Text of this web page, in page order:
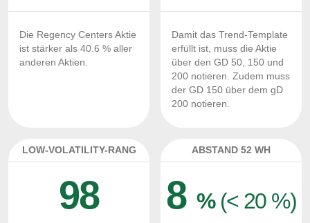
Die Regency Centers Aktie
ist stärker als 40.6 % aller
anderen Aktien.
Damit das Trend-Template
erfüllt ist, muss die Aktie
über den GD 50, 150 und
200 notieren. Zudem muss
der GD 150 über dem gD
200 notieren.
LOW-VOLATILITY-RANG
98
ABSTAND 52 WH
8 % (< 20 %)